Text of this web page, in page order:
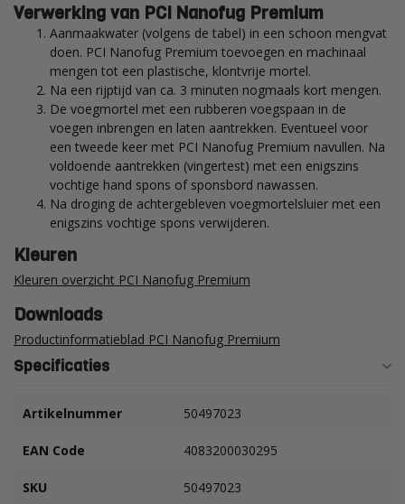
Verwerking van PCI Nanofug Premium
Aanmaakwater (volgens de tabel) in een schoon mengvat
doen. PCI Nanofug Premium toevoegen en machinaal
mengen tot een plastische, klontvrije mortel.
Na een rijptijd van ca. 3 minuten nogmaals kort mengen.
De voegmortel met een rubberen voegspaan in de
voegen inbrengen en laten aantrekken. Eventueel voor
een tweede keer met PCI Nanofug Premium navullen. Na
voldoende aantrekken (vingertest) met een enigszins
vochtige hand spons of sponsbord nawassen.
Na droging de achtergebleven voegmortelsluier met een
enigszins vochtige spons verwijderen.
Kleuren
Kleuren overzicht PCI Nanofug Premium
Downloads
Productinformatieblad PCI Nanofug Premium
Specificaties
Artikelnummer 50497023
EAN Code 4083200030295
SKU 50497023